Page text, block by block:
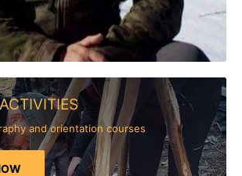
and orientation courses